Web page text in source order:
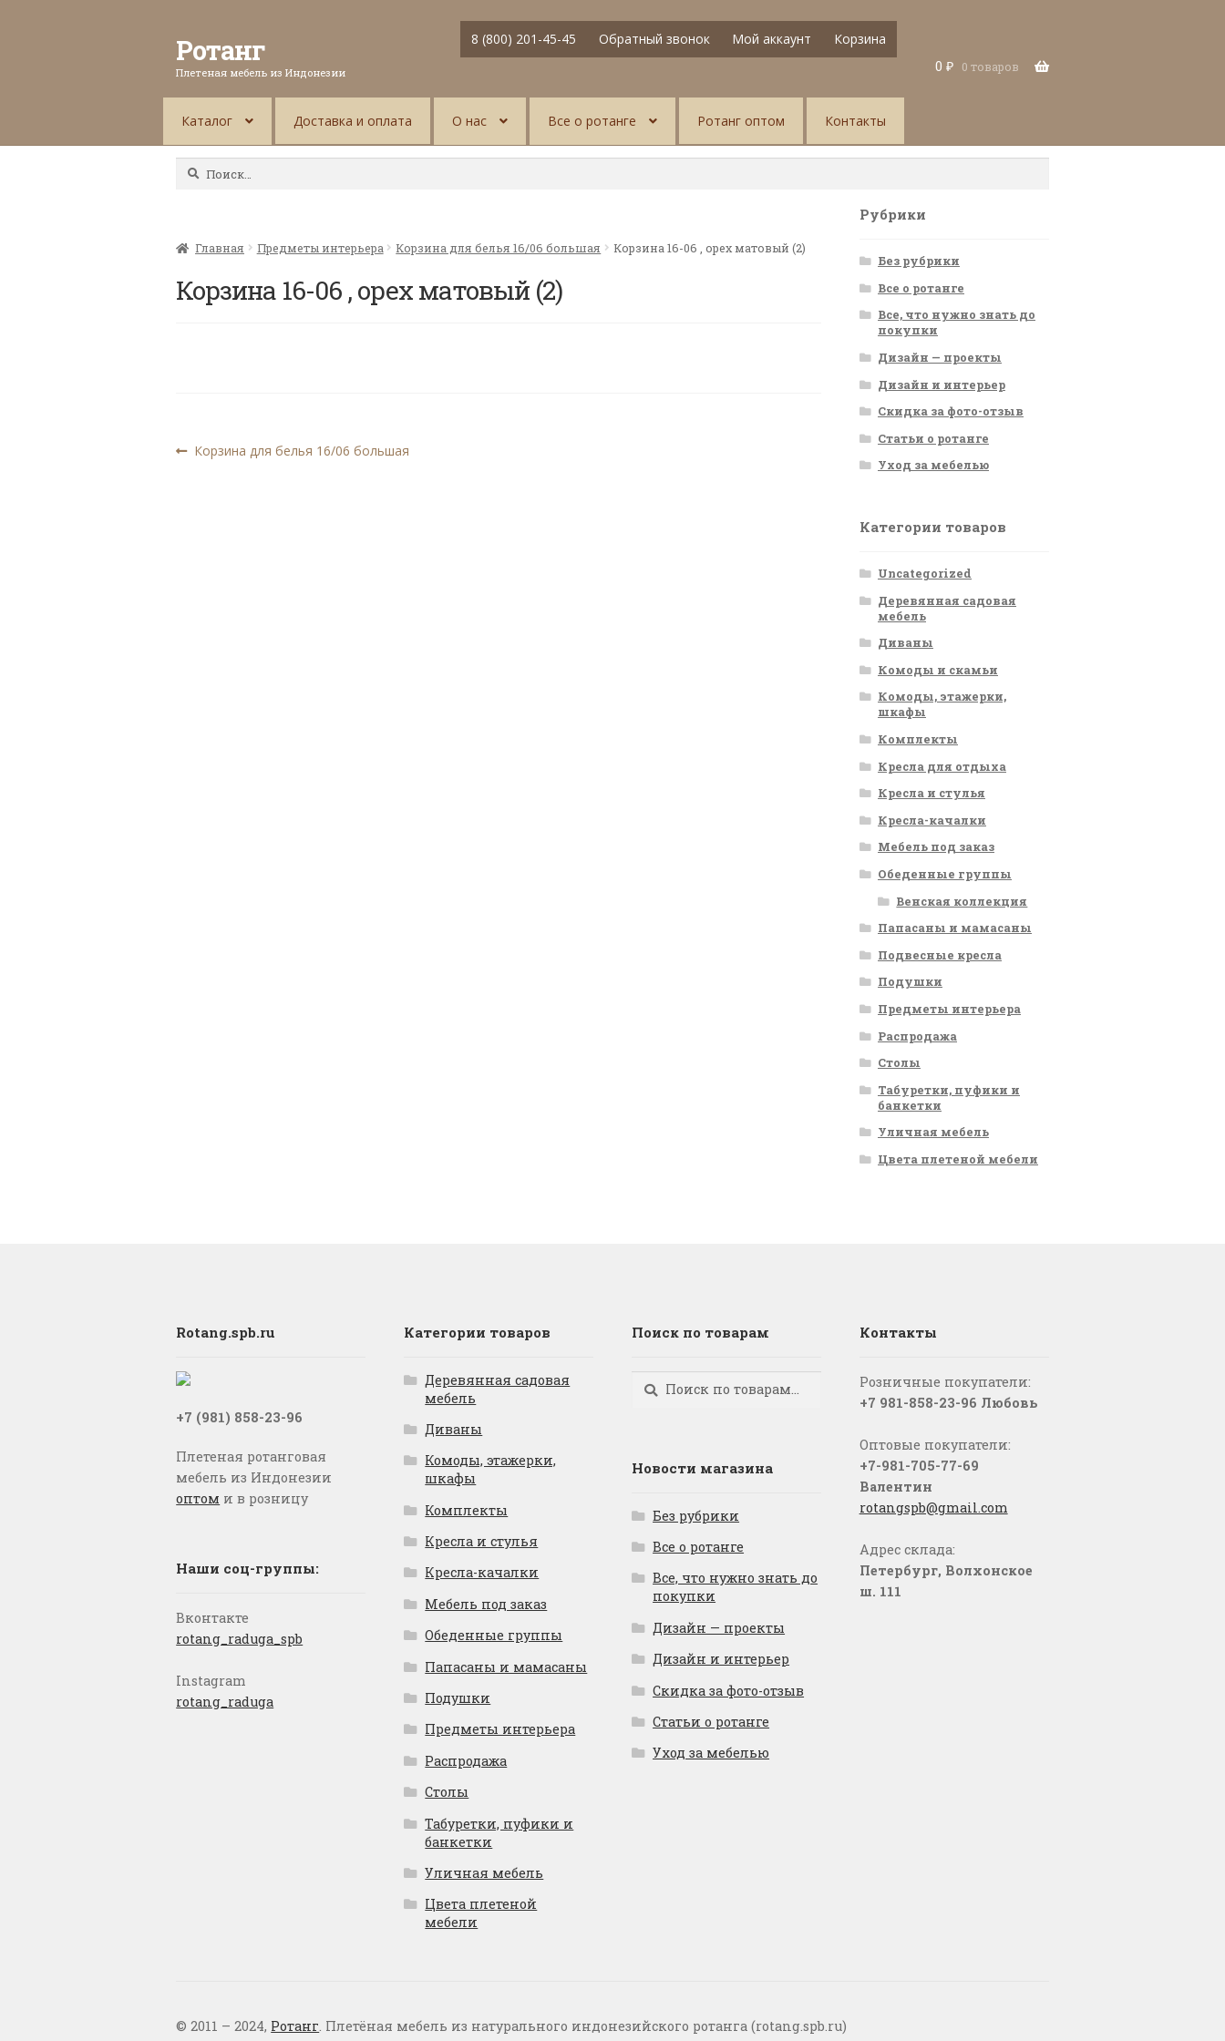
Ротанг
Плетеная мебель из Индонезии
8 (800) 201-45-45 Обратный звонок Мой аккаунт
Корзина
0 ₽ 0 товаров
Каталог Доставка и оплата О нас Все о ротанге Ротанг оптом Контакты
Найти:
Главная Предметы интерьера Корзина для белья 16/06 большая Корзина 16-06 , орех матовый (2)
Корзина 16-06 , орех матовый (2)
Навигация
Предыдущая
Корзина для белья 16/06 большая
Рубрики
Без рубрики
Все о ротанге
Все, что нужно знать до
покупки
Дизайн — проекты
Дизайн и интерьер
Скидка за фото-отзыв
Статьи о ротанге
Уход за мебелью
Категории товаров
Uncategorized
Деревянная садовая
мебель
Диваны
Комоды и скамьи
Комоды, этажерки,
шкафы
Комплекты
Кресла для отдыха
Кресла и стулья
Кресла-качалки
Мебель под заказ
Обеденные группы
Венская коллекция
Папасаны и мамасаны
Подвесные кресла
Подушки
Предметы интерьера
Распродажа
Столы
Табуретки, пуфики и
банкетки
Уличная мебель
Цвета плетеной мебели
Rotang.spb.ru
+7 (981) 858-23-96
Плетеная ротанговая
мебель из Индонезии
оптом и в розницу
Наши соц-группы:
Вконтакте
rotang_raduga_spb
Instagram
rotang_raduga
Категории товаров
Деревянная садовая
мебель
Диваны
Комоды, этажерки,
шкафы
Комплекты
Кресла и стулья
Кресла-качалки
Мебель под заказ
Обеденные группы
Папасаны и мамасаны
Подушки
Предметы интерьера
Распродажа
Столы
Табуретки, пуфики и
банкетки
Уличная мебель
Цвета плетеной
мебели
Поиск по товарам
Искать:
Поиск
Новости магазина
Без рубрики
Все о ротанге
Все, что нужно знать до
покупки
Дизайн — проекты
Дизайн и интерьер
Скидка за фото-отзыв
Статьи о ротанге
Уход за мебелью
Контакты
Розничные покупатели:
+7 981-858-23-96 Любовь
Оптовые покупатели:
+7-981-705-77-69
Валентин
rotangspb@gmail.com
Адрес склада:
Петербург, Волхонское
ш. 111
© 2011 – 2024, Ротанг. Плетёная мебель из натурального индонезийского ротанга (rotang.spb.ru)